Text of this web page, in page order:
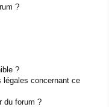
?
?
légales concernant ce
du forum ?